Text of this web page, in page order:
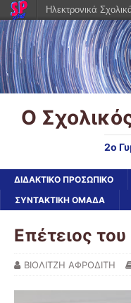
Ο
2ο
ΔΙΔΑΚΤΙΚΟ ΠΡΟΣΩΠΙΚΟ
ΣΥΝΤΑΚΤΙΚΗ ΟΜΑΔΑ
Επέτειος
ΒΙΟΛΙΤΖΗ ΑΦΡΟΔΙΤΗ
Ηλεκτρονικά